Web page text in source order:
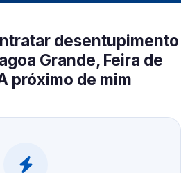
desentupimento
Grande, Feira de
próximo de mim